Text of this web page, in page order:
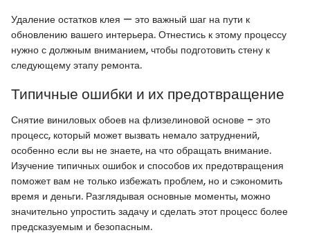
Удаление остатков клея — это важный шаг на пути к
обновлению вашего интерьера. Отнестись к этому процессу
нужно с должным вниманием, чтобы подготовить стену к
следующему этапу ремонта.
Типичные ошибки и их предотвращение
Снятие виниловых обоев на флизелиновой основе – это
процесс, который может вызвать немало затруднений,
особенно если вы не знаете, на что обращать внимание.
Изучение типичных ошибок и способов их предотвращения
поможет вам не только избежать проблем, но и сэкономить
время и деньги. Разглядывая основные моменты, можно
значительно упростить задачу и сделать этот процесс более
предсказуемым и безопасным.